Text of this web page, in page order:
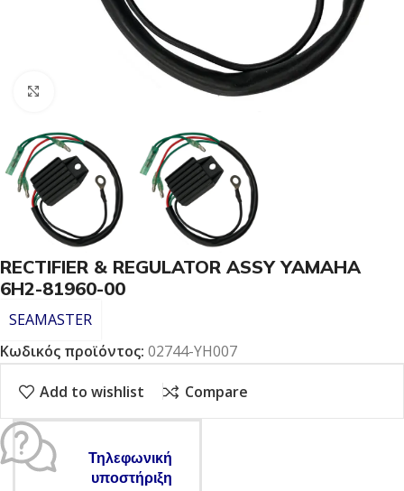
RECTIFIER & REGULATOR ASSY YAMAHA
6H2-81960-00
SEAMASTER
Κωδικός προϊόντος: 02744-YH007
Add to wishlist Compare
Τηλεφωνική
υποστήριξη